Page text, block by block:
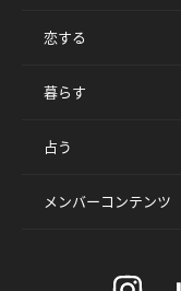
恋する
暮らす
占う
メンバーコンテンツ